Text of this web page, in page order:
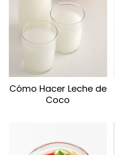
Cómo Hacer Leche de
Coco